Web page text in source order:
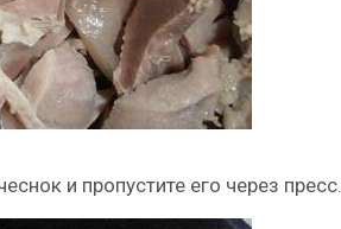
и пропустите его через пресс.